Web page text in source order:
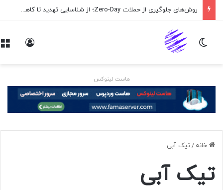
روش‌های جلوگیری از حملات Zero-Day؛ از شناسایی تهدید تا کاهش ریسک
تغییر پوسته
هاست لینوکس
خانه /تیک آبی
تیک آبی